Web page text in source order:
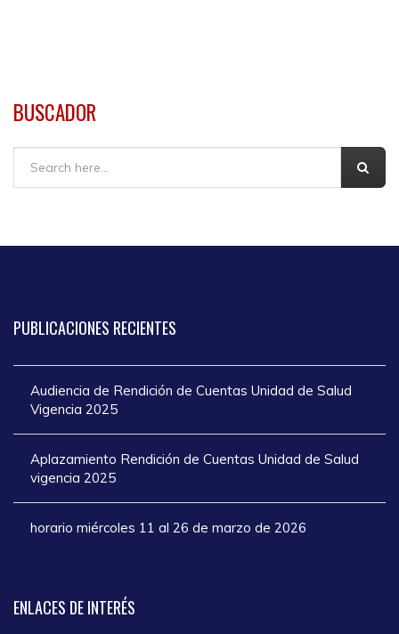
BUSCADOR
Buscar
PUBLICACIONES RECIENTES
Audiencia de Rendición de Cuentas Unidad de Salud
Vigencia 2025
Aplazamiento Rendición de Cuentas Unidad de Salud
vigencia 2025
horario miércoles 11 al 26 de marzo de 2026
ENLACES DE INTERÉS